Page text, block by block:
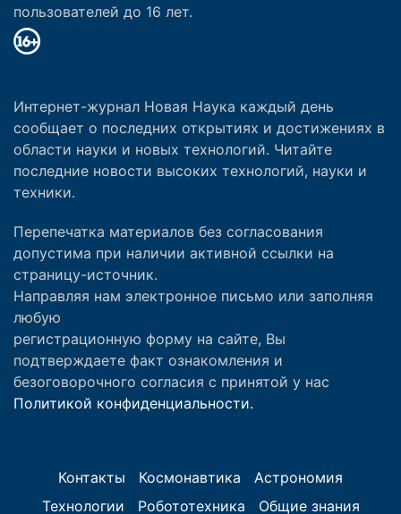
пользователей до 16 лет.
Интернет-журнал Новая Наука каждый день
сообщает о последних открытиях и достижениях в
области науки и новых технологий. Читайте
последние новости высоких технологий, науки и
техники.
Перепечатка материалов без согласования
допустима при наличии активной ссылки на
страницу-источник.
Направляя нам электронное письмо или заполняя
любую
регистрационную форму на сайте, Вы
подтверждаете факт ознакомления и
безоговорочного согласия с принятой у нас
Политикой конфиденциальности.
Контакты Космонавтика
Астрономия
Технологии
Робототехника Общие знания